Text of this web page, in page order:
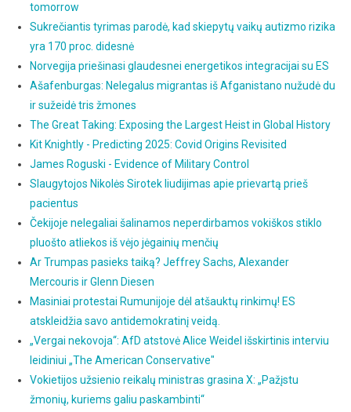
tomorrow
Sukrečiantis tyrimas parodė, kad skiepytų vaikų autizmo rizika
yra 170 proc. didesnė
Norvegija priešinasi glaudesnei energetikos integracijai su ES
Ašafenburgas: Nelegalus migrantas iš Afganistano nužudė du
ir sužeidė tris žmones
The Great Taking: Exposing the Largest Heist in Global History
Kit Knightly - Predicting 2025: Covid Origins Revisited
James Roguski - Evidence of Military Control
Slaugytojos Nikolės Sirotek liudijimas apie prievartą prieš
pacientus
Čekijoje nelegaliai šalinamos neperdirbamos vokiškos stiklo
pluošto atliekos iš vėjo jėgainių menčių
Ar Trumpas pasieks taiką? Jeffrey Sachs, Alexander
Mercouris ir Glenn Diesen
Masiniai protestai Rumunijoje dėl atšauktų rinkimų! ES
atskleidžia savo antidemokratinį veidą.
„Vergai nekovoja“: AfD atstovė Alice Weidel išskirtinis interviu
leidiniui „The American Conservative"
Vokietijos užsienio reikalų ministras grasina X: „Pažįstu
žmonių, kuriems galiu paskambinti“